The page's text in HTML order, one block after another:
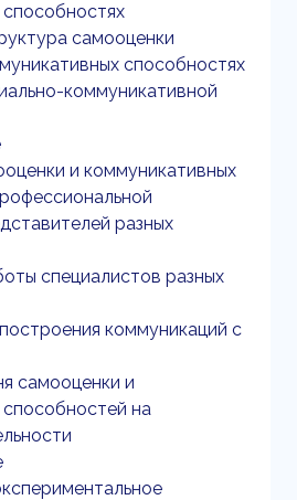
самооценки
способностях
коммуникативной
и коммуникативных
разных
специалистов разных
коммуникаций с
самооценки и
на